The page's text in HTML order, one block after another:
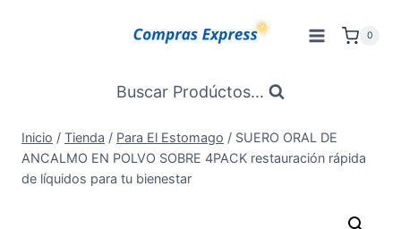
0
Buscar Prodúctos...
Inicio / Tienda / Para El Estomago / SUERO ORAL DE
ANCALMO EN POLVO SOBRE 4PACK restauración rápida
de líquidos para tu bienestar